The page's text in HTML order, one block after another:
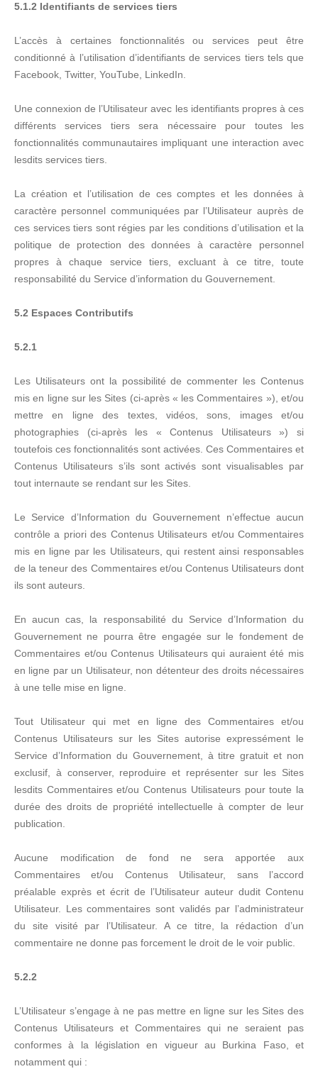
5.1.2 Identifiants de services tiers
L’accès à certaines fonctionnalités ou services peut être
conditionné à l’utilisation d’identifiants de services tiers tels que
Facebook, Twitter, YouTube, LinkedIn.
Une connexion de l’Utilisateur avec les identifiants propres à ces
différents services tiers sera nécessaire pour toutes les
fonctionnalités communautaires impliquant une interaction avec
lesdits services tiers.
La création et l’utilisation de ces comptes et les données à
caractère personnel communiquées par l’Utilisateur auprès de
ces services tiers sont régies par les conditions d’utilisation et la
politique de protection des données à caractère personnel
propres à chaque service tiers, excluant à ce titre, toute
responsabilité du Service d’information du Gouvernement.
5.2 Espaces Contributifs
5.2.1
Les Utilisateurs ont la possibilité de commenter les Contenus
mis en ligne sur les Sites (ci-après « les Commentaires »), et/ou
mettre en ligne des textes, vidéos, sons, images et/ou
photographies (ci-après les « Contenus Utilisateurs ») si
toutefois ces fonctionnalités sont activées. Ces Commentaires et
Contenus Utilisateurs s’ils sont activés sont visualisables par
tout internaute se rendant sur les Sites.
Le Service d’Information du Gouvernement n’effectue aucun
contrôle a priori des Contenus Utilisateurs et/ou Commentaires
mis en ligne par les Utilisateurs, qui restent ainsi responsables
de la teneur des Commentaires et/ou Contenus Utilisateurs dont
ils sont auteurs.
En aucun cas, la responsabilité du Service d’Information du
Gouvernement ne pourra être engagée sur le fondement de
Commentaires et/ou Contenus Utilisateurs qui auraient été mis
en ligne par un Utilisateur, non détenteur des droits nécessaires
à une telle mise en ligne.
Tout Utilisateur qui met en ligne des Commentaires et/ou
Contenus Utilisateurs sur les Sites autorise expressément le
Service d’Information du Gouvernement, à titre gratuit et non
exclusif, à conserver, reproduire et représenter sur les Sites
lesdits Commentaires et/ou Contenus Utilisateurs pour toute la
durée des droits de propriété intellectuelle à compter de leur
publication.
Aucune modification de fond ne sera apportée aux
Commentaires et/ou Contenus Utilisateur, sans l’accord
préalable exprès et écrit de l’Utilisateur auteur dudit Contenu
Utilisateur. Les commentaires sont validés par l’administrateur
du site visité par l’Utilisateur. A ce titre, la rédaction d’un
commentaire ne donne pas forcement le droit de le voir public.
5.2.2
L’Utilisateur s’engage à ne pas mettre en ligne sur les Sites des
Contenus Utilisateurs et Commentaires qui ne seraient pas
conformes à la législation en vigueur au Burkina Faso, et
notamment qui :